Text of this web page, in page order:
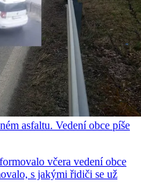
asfaltu. Vedení obce píše
včera vedení obce
s jakými řidiči se už